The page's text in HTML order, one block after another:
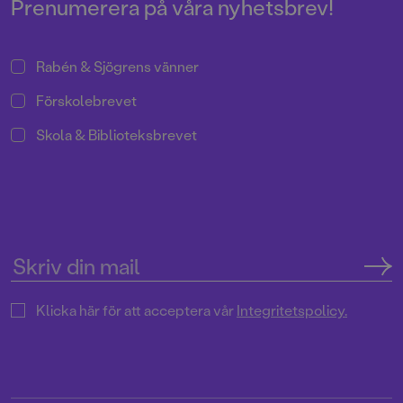
Prenumerera på våra nyhetsbrev!
Rabén & Sjögrens vänner
Förskolebrevet
Skola & Biblioteksbrevet
Klicka här för att acceptera vårIntegritetspolicy.